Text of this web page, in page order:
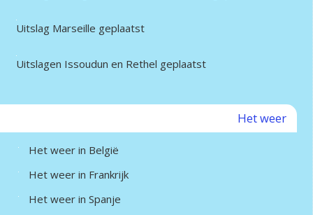
Uitslag Marseille geplaatst
Uitslagen Issoudun en Rethel geplaatst
Het weer
Het weer in België
Het weer in Frankrijk
Het weer in Spanje